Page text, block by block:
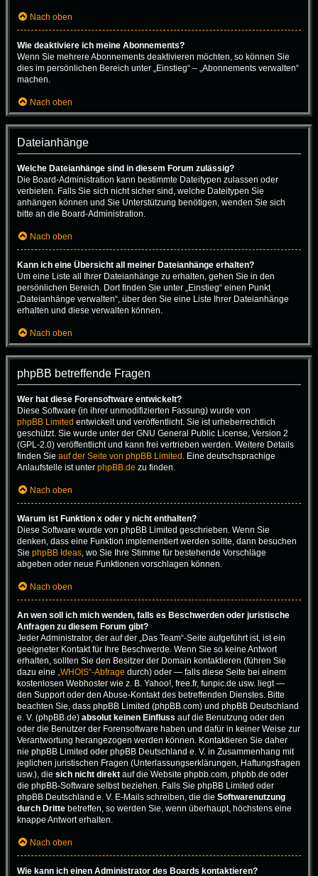
Nach oben
Wie deaktiviere ich meine Abonnements?
Wenn Sie mehrere Abonnements deaktivieren möchten, so können Sie
dies im persönlichen Bereich unter „Einstieg“ – „Abonnements verwalten“
machen.
Nach oben
Dateianhänge
Welche Dateianhänge sind in diesem Forum zulässig?
Die Board-Administration kann bestimmte Dateitypen zulassen oder
verbieten. Falls Sie sich nicht sicher sind, welche Dateitypen Sie
anhängen können und Sie Unterstützung benötigen, wenden Sie sich
bitte an die Board-Administration.
Nach oben
Kann ich eine Übersicht all meiner Dateianhänge erhalten?
Um eine Liste all Ihrer Dateianhänge zu erhalten, gehen Sie in den
persönlichen Bereich. Dort finden Sie unter „Einstieg“ einen Punkt
„Dateianhänge verwalten“, über den Sie eine Liste Ihrer Dateianhänge
erhalten und diese verwalten können.
Nach oben
phpBB betreffende Fragen
Wer hat diese Forensoftware entwickelt?
Diese Software (in ihrer unmodifizierten Fassung) wurde von
phpBB Limited entwickelt und veröffentlicht. Sie ist urheberrechtlich
geschützt. Sie wurde unter der GNU General Public License, Version 2
(GPL-2.0) veröffentlicht und kann frei vertrieben werden. Weitere Details
finden Sie auf der Seite von phpBB Limited . Eine deutschsprachige
Anlaufstelle ist unter phpBB.de zu finden.
Nach oben
Warum ist Funktion x oder y nicht enthalten?
Diese Software wurde von phpBB Limited geschrieben. Wenn Sie
denken, dass eine Funktion implementiert werden sollte, dann besuchen
Sie phpBB Ideas, wo Sie Ihre Stimme für bestehende Vorschläge
abgeben oder neue Funktionen vorschlagen können.
Nach oben
An wen soll ich mich wenden, falls es Beschwerden oder juristische
Anfragen zu diesem Forum gibt?
Jeder Administrator, der auf der „Das Team“-Seite aufgeführt ist, ist ein
geeigneter Kontakt für Ihre Beschwerde. Wenn Sie so keine Antwort
erhalten, sollten Sie den Besitzer der Domain kontaktieren (führen Sie
dazu eine „WHOIS“-Abfrage durch) oder — falls diese Seite bei einem
kostenlosen Webhoster wie z. B. Yahoo!, free.fr, funpic.de usw. liegt —
den Support oder den Abuse-Kontakt des betreffenden Dienstes. Bitte
beachten Sie, dass phpBB Limited (phpBB.com) und phpBB Deutschland
e. V. (phpBB.de) absolut keinen Einfluss auf die Benutzung oder den
oder die Benutzer der Forensoftware haben und dafür in keiner Weise zur
Verantwortung herangezogen werden können. Kontaktieren Sie daher
nie phpBB Limited oder phpBB Deutschland e. V. in Zusammenhang mit
jeglichen juristischen Fragen (Unterlassungserklärungen, Haftungsfragen
usw.), die sich nicht direkt auf die Website phpbb.com, phpbb.de oder
die phpBB-Software selbst beziehen. Falls Sie phpBB Limited oder
phpBB Deutschland e. V. E-Mails schreiben, die die Softwarenutzung
durch Dritte betreffen, so werden Sie, wenn überhaupt, höchstens eine
knappe Antwort erhalten.
Nach oben
Wie kann ich einen Administrator des Boards kontaktieren?